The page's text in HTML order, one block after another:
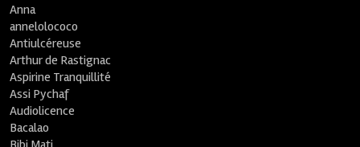
Anna
annelolococo
Antiulcéreuse
Arthur de Rastignac
Aspirine Tranquillité
Assi Pychaf
Audiolicence
Bacalao